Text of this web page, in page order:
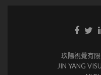
玖陽視覺有
JIN YANG